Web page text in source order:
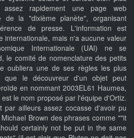
assez rapidement une page web
de la "dixième planète", organisant
de presse. L'information est
internationale, mais n'a aucune valeur
Internationale (UAI) ne se
le comité de nomenclature des petits
oubliera une de ses règles les plus
que le découvreur d'un objet peut
en nommant 2003EL61 Haumea,
le nom proposé par l'équipe d'Ortiz.
par ailleurs assez cocasse d'avoir pu
Brown des phrases comme ""it
certainly not be put in the same